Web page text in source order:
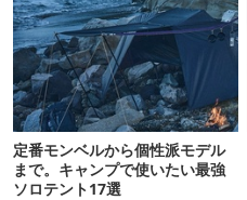
定番モンベルから個性派モデル
まで。キャンプで使いたい最強
ソロテント17選